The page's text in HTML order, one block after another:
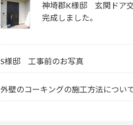
神埼郡K様邸 玄関ドア
完成しました。
S様邸 工事前のお写真
外壁のコーキングの施工方法につい